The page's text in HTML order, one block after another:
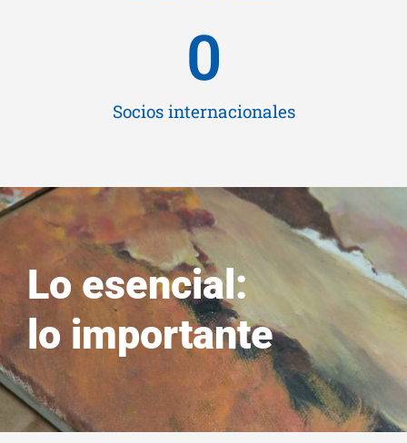
Socios internacionales
0
Lo esencial:
lo importante